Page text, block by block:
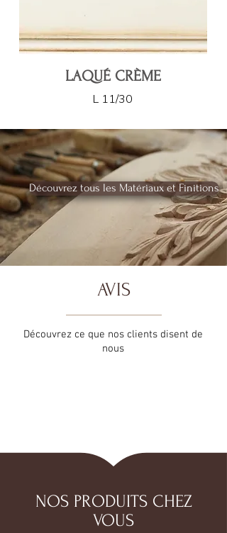
LAQUÉ CRÈME
L 11/30
Découvrez tous les Matériaux et Finitions
AVIS
Découvrez ce que nos clients disent de
nous
NOS PRODUITS CHEZ
VOUS